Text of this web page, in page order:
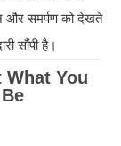
और समर्पण को देखते
सौंपी है।